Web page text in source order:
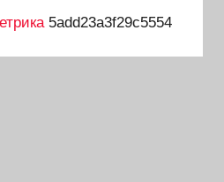
5add23a3f29c5554